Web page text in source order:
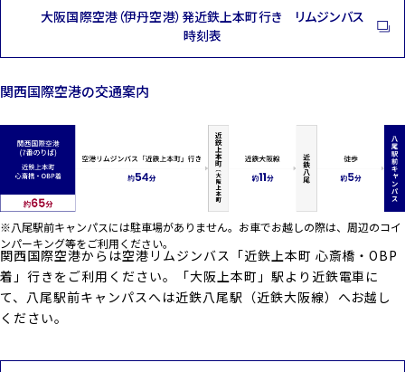
大阪国際空港（伊丹空港）発近鉄上本町行き リムジンバス
時刻表
関西国際空港の交通案内
※八尾駅前キャンパスには駐車場がありません。お車でお越しの際は、周辺のコイ
ンパーキング等をご利用ください。
関西国際空港からは空港リムジンバス「近鉄上本町 心斎橋・OBP
着」行きをご利用ください。「大阪上本町」駅より近鉄電車に
て、八尾駅前キャンパスへは近鉄八尾駅（近鉄大阪線）へお越し
ください。